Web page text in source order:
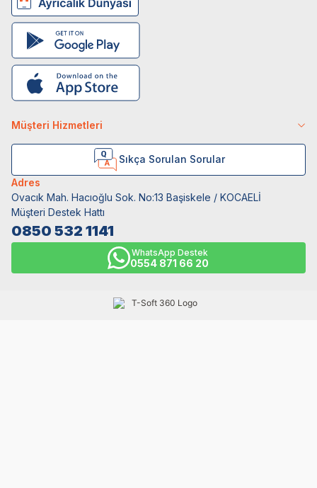
Müşteri Hizmetleri
Sıkça Sorulan Sorular
Adres
Ovacık Mah. Hacıoğlu Sok. No:13 Başiskele / KOCAELİ
Müşteri Destek Hattı
0850 532 1141
WhatsApp Destek
0554 871 66 20